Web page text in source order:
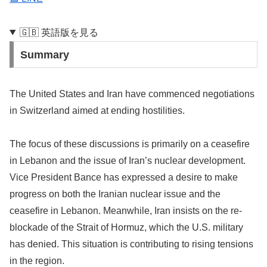
🇬🇧 英語版を見る
Summary
The United States and Iran have commenced negotiations
in Switzerland aimed at ending hostilities.
The focus of these discussions is primarily on a ceasefire
in Lebanon and the issue of Iran’s nuclear development.
Vice President Bance has expressed a desire to make
progress on both the Iranian nuclear issue and the
ceasefire in Lebanon. Meanwhile, Iran insists on the re-
blockade of the Strait of Hormuz, which the U.S. military
has denied. This situation is contributing to rising tensions
in the region.